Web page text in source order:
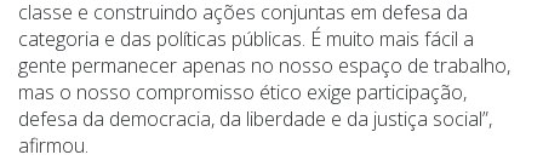
classe e construindo ações conjuntas em defesa da
categoria e das políticas públicas. É muito mais fácil a
gente permanecer apenas no nosso espaço de trabalho,
mas o nosso compromisso ético exige participação,
defesa da democracia, da liberdade e da justiça social”,
afirmou.